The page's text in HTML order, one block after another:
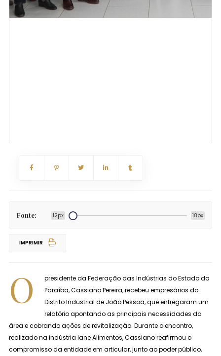
Fonte: 12px 18px
IMPRIMIR
O
presidente da Federação das Indústrias do Estado da
Paraíba, Cassiano Pereira, recebeu empresários do
Distrito Industrial de João Pessoa, que entregaram um
relatório apontando as principais necessidades da
área e cobrando ações de revitalização. Durante o encontro,
realizado na indústria Iane Alimentos, Cassiano reafirmou o
compromisso da entidade em articular, junto ao poder público,